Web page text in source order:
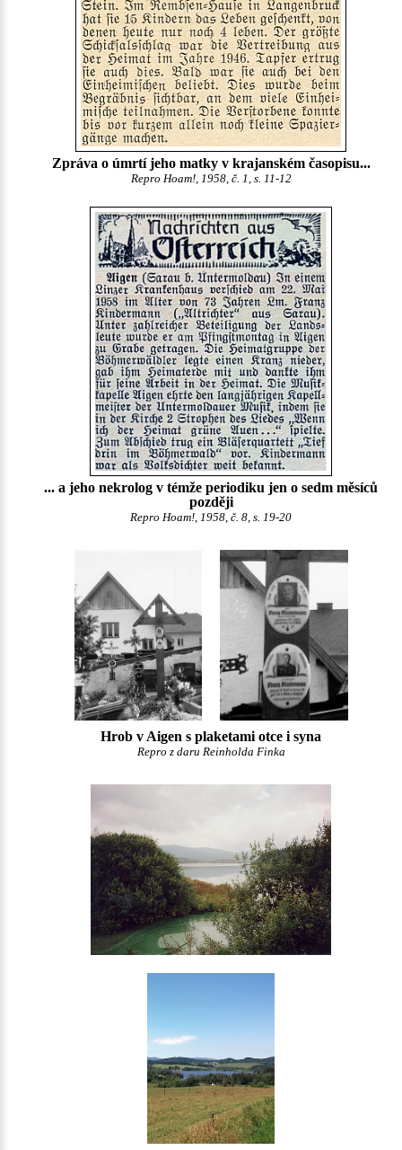
Zpráva o úmrtí jeho matky v krajanském časopisu...
Repro Hoam!, 1958, č. 1, s. 11-12
... a jeho nekrolog v témže periodiku jen o sedm měsíců
později
Repro Hoam!, 1958, č. 8, s. 19-20
Hrob v Aigen s plaketami otce i syna
Repro z daru Reinholda Finka